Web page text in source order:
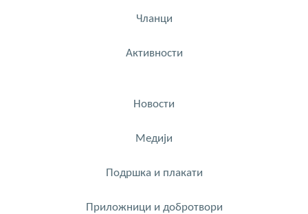
Чланци
Активности
Новости
Медији
Подршка и плакати
Приложници и добротвори